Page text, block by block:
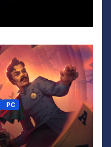
PC